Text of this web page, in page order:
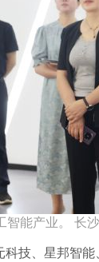
智能产业。 长
科技、星邦智